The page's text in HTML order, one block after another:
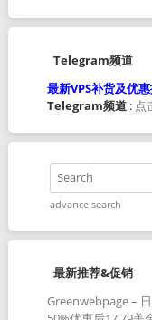
Telegram频道
最新VPS补货及优
Telegram频道: 点
advance search
最新推荐&促销
Greenwebpage –